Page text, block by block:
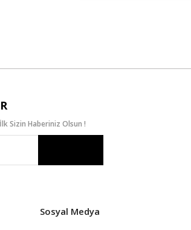
Sizin Haberiniz Olsun !
Sosyal Medya